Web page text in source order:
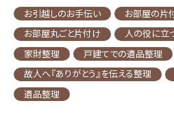
お引越しのお手伝い
お部屋の片
お部屋丸ごと片付け
人の役に立
家財整理
戸建てでの遺品整理
故人へ『ありがとう』を伝える整理
遺品整理